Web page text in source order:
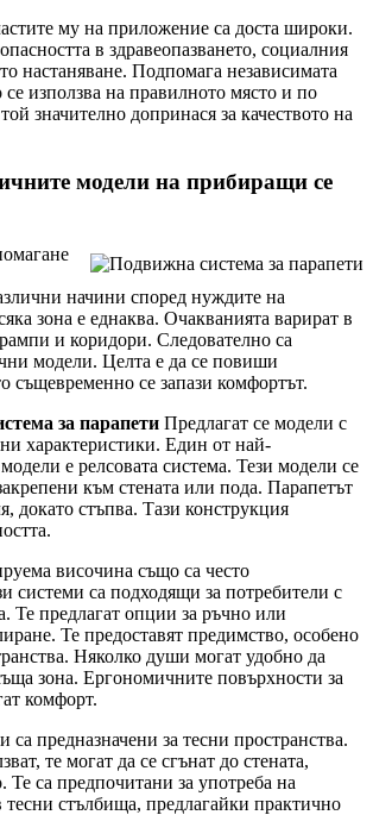
му на приложение са доста широки.
в здравеопазването, социалния
настаняване. Подпомага независимата
използва на правилното място и по
значително допринася за качеството на
модели на прибиращи се
начини според нуждите на
зона е еднаква. Очакванията варират в
и коридори. Следователно са
модели. Целта е да се повиши
същевременно се запази комфортът.
за парапети Предлагат се модели с
характеристики. Един от най-
е релсовата система. Тези модели се
към стената или пода. Парапетът
докато стъпва. Тази конструкция
височина също са често
системи са подходящи за потребители с
Те предлагат опции за ръчно или
Те предоставят предимство, особено
Няколко души могат удобно да
зона. Ергономичните повърхности за
комфорт.
са предназначени за тесни пространства.
те могат да се сгънат до стената,
Те са предпочитани за употреба на
тесни стълбища, предлагайки практично